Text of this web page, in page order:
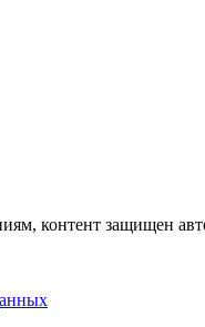
, контент защищен